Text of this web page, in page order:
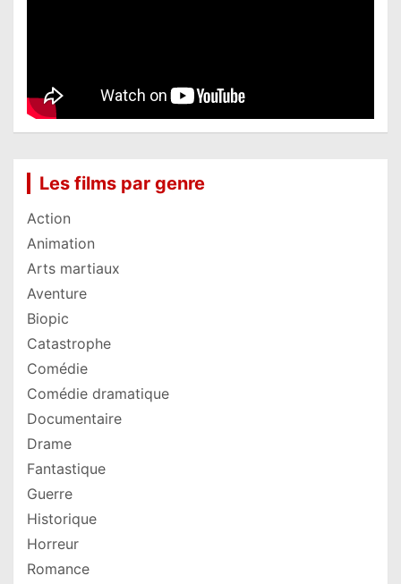
Les films par genre
Action
Animation
Arts martiaux
Aventure
Biopic
Catastrophe
Comédie
Comédie dramatique
Documentaire
Drame
Fantastique
Guerre
Historique
Horreur
Romance